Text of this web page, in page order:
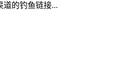
道的钓鱼链接...